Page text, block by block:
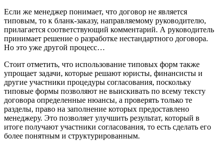
Если же менеджер понимает, что договор не является
типовым, то к бланк-заказу, направляемому руководителю,
прилагается соответствующий комментарий. А руководитель
принимает решение о разработке нестандартного договора.
Но это уже другой процесс…
Стоит отметить, что использование типовых форм также
упрощает задачи, которые решают юристы, финансисты и
другие участники процедуры согласования, поскольку
типовые формы позволяют не выискивать по всему тексту
договора определенные нюансы, а проверять только те
разделы, право на заполнение которых предоставлено
менеджеру. Это позволяет улучшить результат, который в
итоге получают участники согласования, то есть сделать его
более понятным и структурированным.